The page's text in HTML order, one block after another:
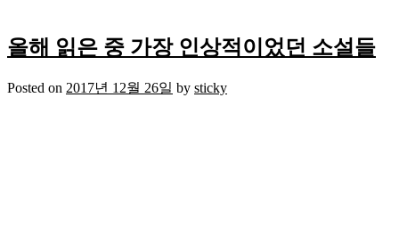
올해 읽은 중 가장 인상적이었던 소설들
Posted on 2017년 12월 26일 by sticky